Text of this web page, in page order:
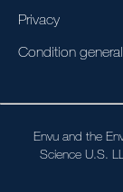
Privacy
Condition general
Envu and the
Science U.S.